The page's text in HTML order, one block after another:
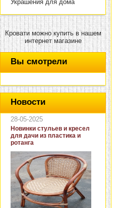
Украшения для дома
Кровати можно купить в нашем
интернет магазине
Вы смотрели
Новости
28-05-2025
Новинки стульев и кресел
для дачи из пластика и
ротанга